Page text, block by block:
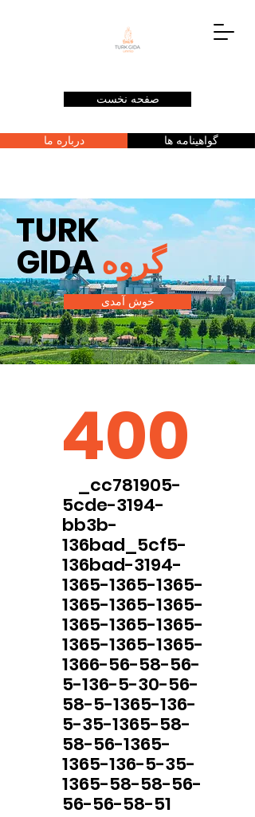
صفحه نخست
درباره ما گواهینامه ها
TURK
GIDAگروه
خوش آمدی
400
_cc781905-
5cde-3194-
bb3b-
136bad_5cf5-
136bad-3194-
1365-1365-1365-
1365-1365-1365-
1365-1365-1365-
1365-1365-1365-
1366-56-58-56-
5-136-5-30-56-
58-5-1365-136-
5-35-1365-58-
58-56-1365-
1365-136-5-35-
1365-58-58-56-
56-56-58-51